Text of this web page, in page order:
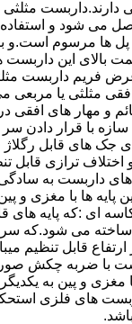
دارند.داربست
می شود و استفاده
پل ها مرسوم
بالای این
مثلثی یا مربعی
و مهار های افقی
با قرار دادن
جک های قابل
اختلاف ترازی
های داربست به
ها با مغزی و
ای :که پایه های
ساخته می شود.که
ارتفاع قابل تنظیم
با ضربه چکش
و پین به
های فلزی